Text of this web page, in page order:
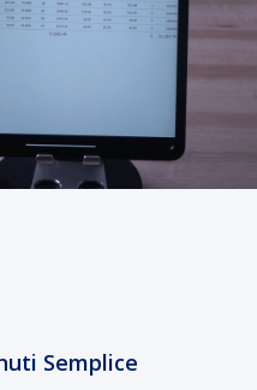
Semplice